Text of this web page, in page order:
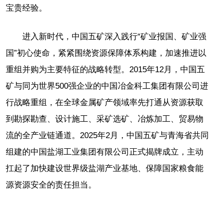
宝贵经验。
进入新时代，中国五矿深入践行“矿业报国、矿业强
国”初心使命，紧紧围绕资源保障体系构建，加速推进以
重组并购为主要特征的战略转型。2015年12月，中国五
矿与同为世界500强企业的中国冶金科工集团有限公司进
行战略重组，在全球金属矿产领域率先打通从资源获取
到勘探勘查、设计施工、采矿选矿、冶炼加工、贸易物
流的全产业链通道。2025年2月，中国五矿与青海省共同
组建的中国盐湖工业集团有限公司正式揭牌成立，主动
扛起了加快建设世界级盐湖产业基地、保障国家粮食能
源资源安全的责任担当。